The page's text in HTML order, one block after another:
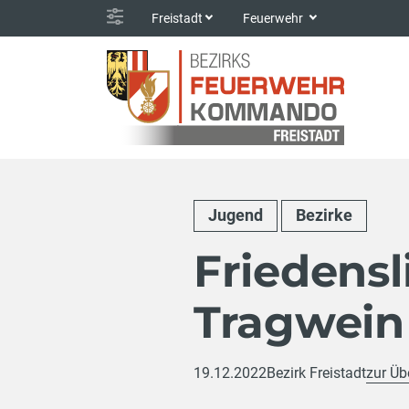
Freistadt Feuerwehr
Jugend Bezirke
Tragwein
19.12.2022Bezirk Freistadtzur